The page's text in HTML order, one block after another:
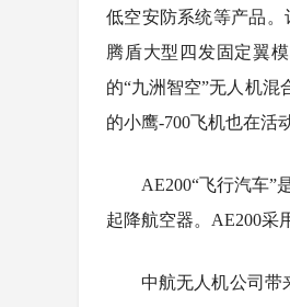
低空安防系统等产品。
腾盾大型四发固定翼
的“九洲智空”无人机
的小鹰-700飞机也在活
AE200“飞行汽车”
起降航空器。AE200采
中航无人机公司带